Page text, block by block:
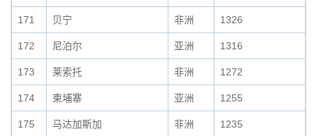
171 贝宁 非洲 1326
172 尼泊尔 亚洲 1316
173 莱索托 非洲 1272
174 柬埔寨 亚洲 1255
175 马达加斯加 非洲 1235